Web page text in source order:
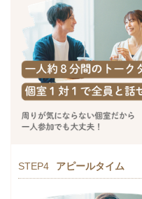
STEP4 アピールタイム